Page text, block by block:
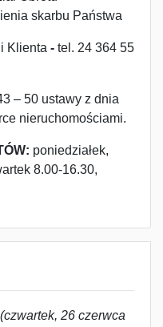
skarbu Państwa
Klienta - tel. 24 364 55
– 50 ustawy z dnia
nieruchomościami.
poniedziałek,
8.00-16.30,
(czwartek, 26 czerwca